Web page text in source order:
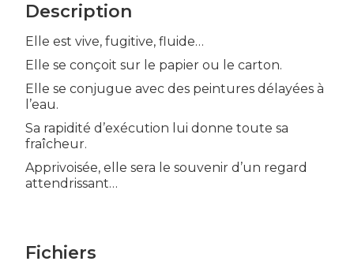
Description
Elle est vive, fugitive, fluide…
Elle se conçoit sur le papier ou le carton.
Elle se conjugue avec des peintures délayées à
l’eau.
Sa rapidité d’exécution lui donne toute sa
fraîcheur.
Apprivoisée, elle sera le souvenir d’un regard
attendrissant…
Fichiers